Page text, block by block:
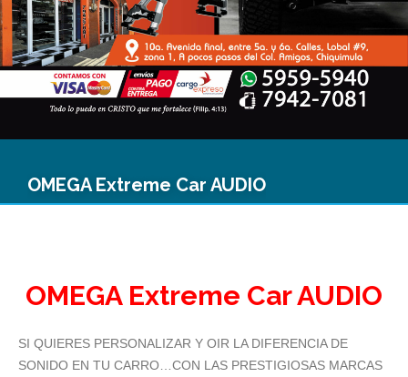
OMEGA Extreme Car AUDIO
OMEGA Extreme Car AUDIO
SI QUIERES PERSONALIZAR Y OIR LA DIFERENCIA DE
SONIDO EN TU CARRO…CON LAS PRESTIGIOSAS MARCAS